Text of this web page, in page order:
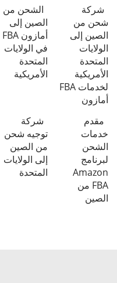
شركة
شحن من
الصين إلى
الولايات
المتحدة
الأمريكية
لخدمات FBA
أمازون
الشحن من
الصين إلى
أمازون FBA
في الولايات
المتحدة
الأمريكية
مقدم
خدمات
الشحن
لبرنامج
Amazon
FBA من
الصين
شركة
توجيه شحن
من الصين
إلى الولايات
المتحدة